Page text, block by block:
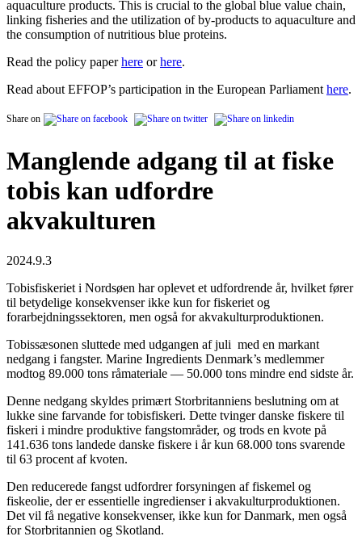
aquaculture products. This is crucial to the global blue value chain,
linking fisheries and the utilization of by-products to aquaculture and
the consumption of nutritious blue proteins.
Read the policy paperhere orhere.
Read about EFFOP’s participation in the European Parliament here.
Share on
Manglende adgang til at fiske
tobis kan udfordre
akvakulturen
2024.9.3
Tobisfiskeriet i Nordsøen har oplevet et udfordrende år, hvilket fører
til betydelige konsekvenser ikke kun for fiskeriet og
forarbejdningssektoren, men også for akvakulturproduktionen.
Tobissæsonen sluttede med udgangen af juli med en markant
nedgang i fangster. Marine Ingredients Denmark’s medlemmer
modtog 89.000 tons råmateriale — 50.000 tons mindre end sidste år.
Denne nedgang skyldes primært Storbritanniens beslutning om at
lukke sine farvande for tobisfiskeri. Dette tvinger danske fiskere til
fiskeri i mindre produktive fangstområder, og trods en kvote på
141.636 tons landede danske fiskere i år kun 68.000 tons svarende
til 63 procent af kvoten.
Den reducerede fangst udfordrer forsyningen af fiskemel og
fiskeolie, der er essentielle ingredienser i akvakulturproduktionen.
Det vil få negative konsekvenser, ikke kun for Danmark, men også
for Storbritannien og Skotland.